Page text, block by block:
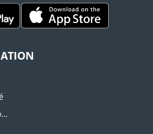
Politique en matière de cookies